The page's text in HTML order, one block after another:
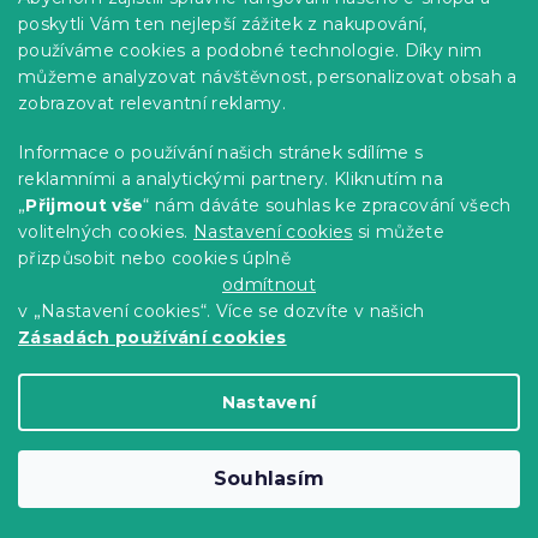
poskytli Vám ten nejlepší zážitek z nakupování,
používáme cookies a podobné technologie. Díky nim
můžeme analyzovat návštěvnost, personalizovat obsah a
zobrazovat relevantní reklamy.
Informace o používání našich stránek sdílíme s
reklamními a analytickými partnery. Kliknutím na
„Přijmout vše“ nám dáváte souhlas ke zpracování všech
volitelných cookies. Nastavení cookies si můžete
přizpůsobit nebo cookies úplně
odmítnout
v „Nastavení cookies“. Více se dozvíte v našich
Zásadách používání cookies
Nastavení
Souhlasím
Skladem(>10 ks)
129 Kč Do Košíku
Přírodní prostírání na stůl NATTERA ⌀ 29
cm